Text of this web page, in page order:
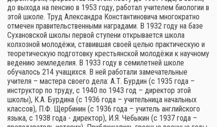
до выхода на пенсию в 1953 году, работал учителем биологии в
этой школе. Труд Александра Константиновича многократно
отмечен правительственными наградами. В 1932 году на базе
Сухановской школы первой ступени открывается школа
колхозной молодёжи, ставившая своей целью практическую и
теоретическую подготовку крестьянской молодёжи к научному
ведению земледелия. В 1933 году в семилетней школе
обучалось 214 учащихся. В ней работали замечательные
учителя – мастера своего дела: А.Т. Бурдин (с 1935 года –
инструктор по труду, с 1940 по 1943 год – директор этой
школы), К.А. Бурдина (с 1936 года – учительница начальных
классов), П.Ф. Щербинин (с 1936 года – учитель английского
языка, с 1938 года - директор), И.Я. Чебыкин (с 1937 года –